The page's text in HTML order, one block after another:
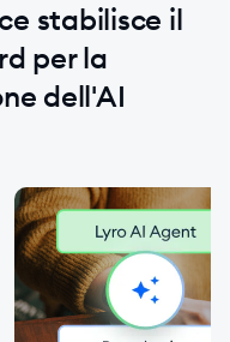
stabilisce il
per la
dell'AI